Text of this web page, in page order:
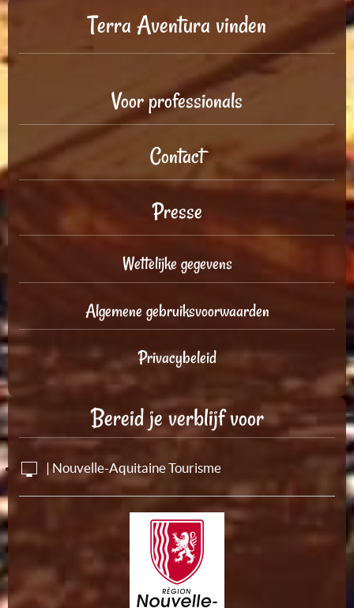
Terra Aventura vinden
Voor professionals
Contact
Presse
Wettelijke gegevens
Algemene gebruiksvoorwaarden
Privacybeleid
Bereid je verblijf voor
| Nouvelle-Aquitaine Tourisme